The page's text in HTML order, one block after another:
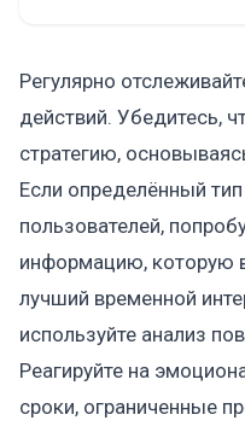
Регулярно
действий. Убедитесь,
стратегию,
Если определённый
пользователей,
информацию, которую
лучший временной
используйте анализ
Реагируйте на
сроки, ограниченные